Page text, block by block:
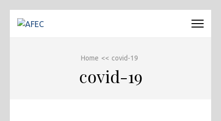
Home << covid-19
covid-19